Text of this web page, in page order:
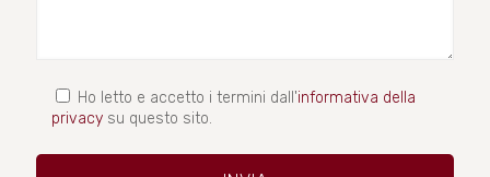
Ho letto e accetto i termini dall'informativa della
privacy su questo sito.